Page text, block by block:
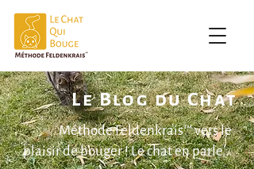
| Le Blog du Chat |
Tous les posts
Le Blog du Chat
Méthode Feldenkrais™ vers le
plaisir de bouger ! Le chat en parle...